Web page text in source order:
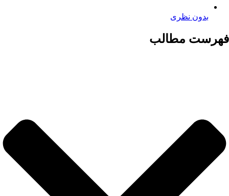
بدون نظری
فهرست مطالب